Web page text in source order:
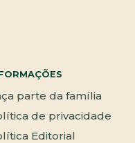
parte da família
de privacidade
Editorial